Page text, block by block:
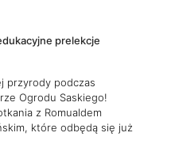
prelekcje
przyrody podczas
Ogrodu Saskiego!
z Romualdem
które odbędą się już